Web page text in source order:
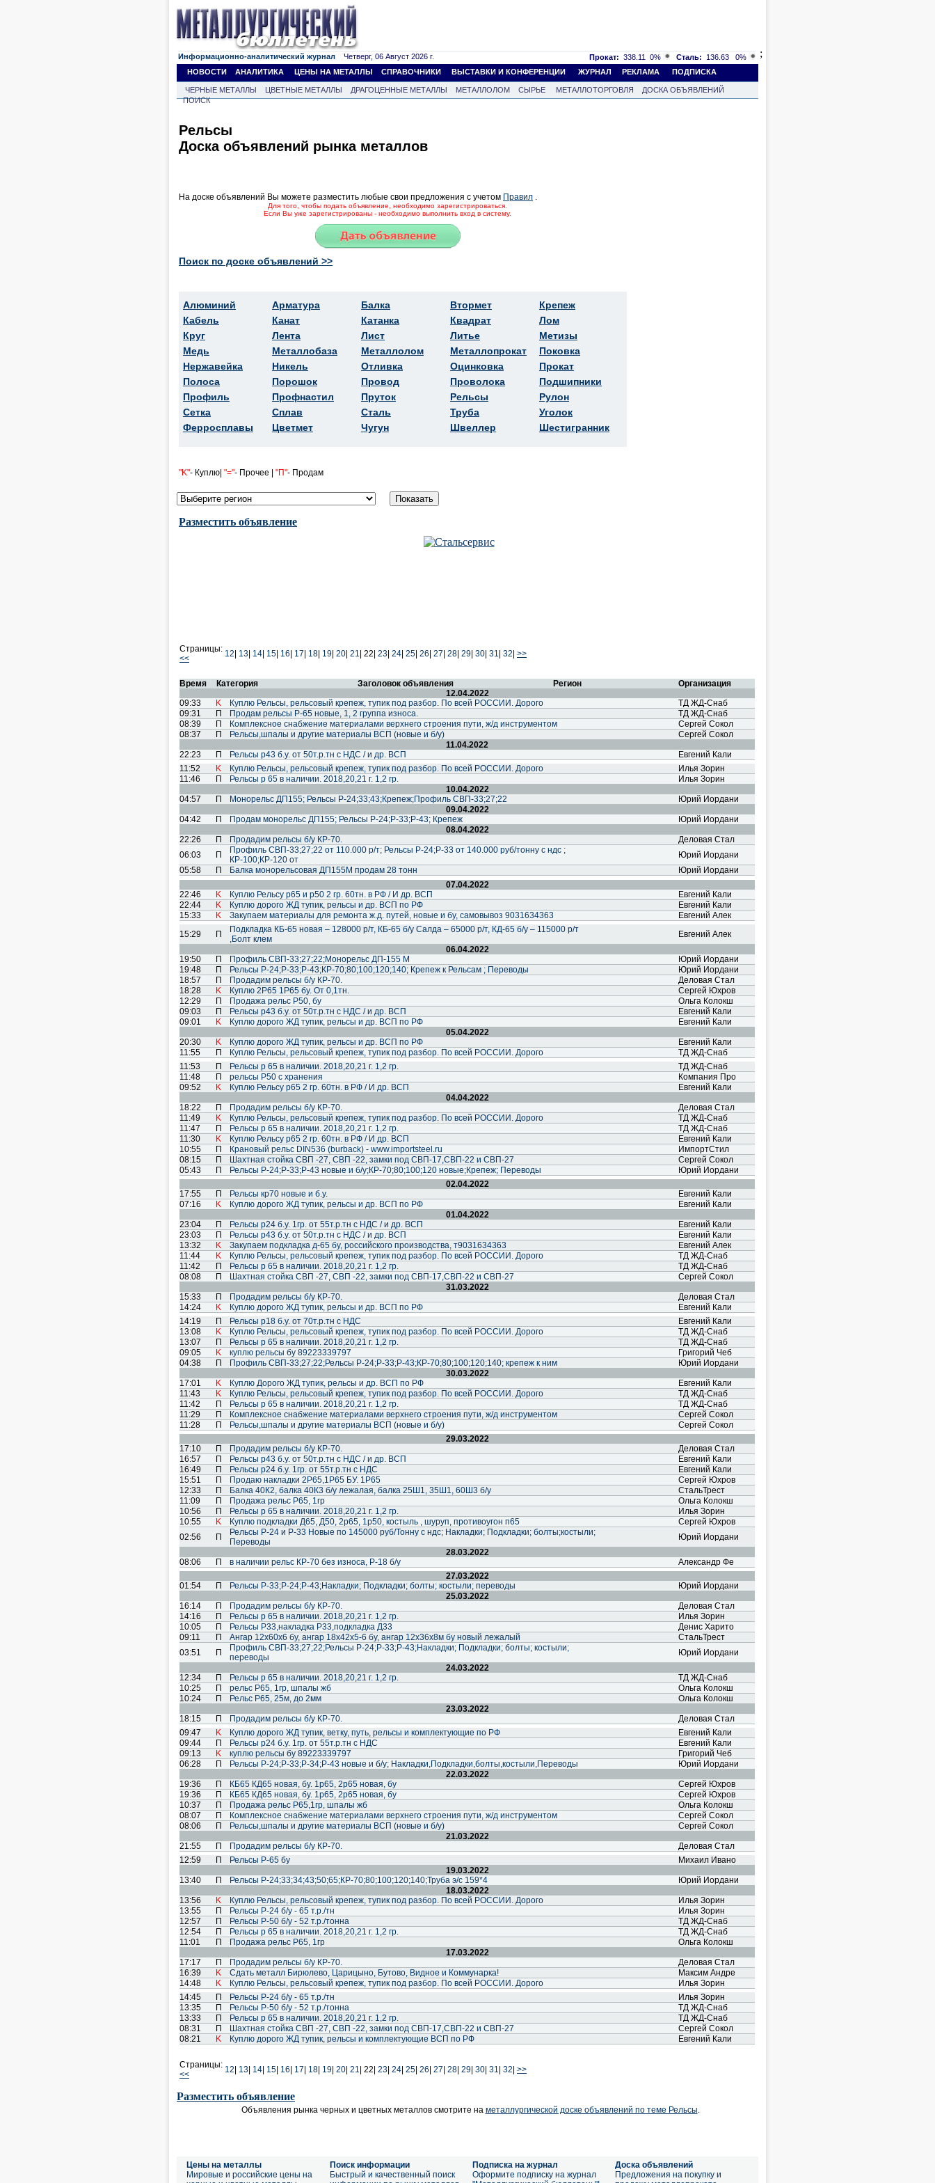
Информационно-аналитический журнал Четверг, 06 Август 2026 г. Прокат: 338.11 0% Сталь: 136.63
0%
НОВОСТИ
АНАЛИТИКА ЦЕНЫ НА МЕТАЛЛЫ СПРАВОЧНИКИ ВЫСТАВКИ И КОНФЕРЕНЦИИ ЖУРНАЛ РЕКЛАМА ПОДПИСКА
ЧЕРНЫЕ МЕТАЛЛЫ ЦВЕТНЫЕ МЕТАЛЛЫ ДРАГОЦЕННЫЕ МЕТАЛЛЫ МЕТАЛЛОЛОМ СЫРЬЕ МЕТАЛЛОТОРГОВЛЯ
ДОСКА ОБЪЯВЛЕНИЙ
ПОИСК
;
Рельсы
Доска объявлений рынка металлов
На доске объявлений Вы можете разместить любые свои предложения с учетом Правил
Для того, чтобы подать объявление, необходимо зарегистрироваться.
Если Вы уже зарегистрированы - необходимо выполнить вход в систему.
Поиск по доске объявлений >>
Алюминий
Кабель
Круг
Медь
Нержавейка
Полоса
Профиль
Сетка
Ферросплавы
Арматура
Канат
Лента
Металлобаза
Никель
Порошок
Профнастил
Сплав
Цветмет
Балка
Катанка
Лист
Металлолом
Отливка
Провод
Пруток
Сталь
Чугун
Втормет
Квадрат
Литье
Металлопрокат
Оцинковка
Проволока
Рельсы
Труба
Швеллер
Крепеж
Лом
Метизы
Поковка
Прокат
Подшипники
Рулон
Уголок
Шестигранник
"K"- Куплю| "="- Прочее | "П"- Продам
Разместить объявление
Страницы:
<<
12 13 14 15 16 17 18 19 20 21 22| 23 24 25 26 27 28 29 30 31 32 >>
Время Категория Заголовок объявления Регион
Организация
12.04.2022
09:33
K Куплю Рельсы, рельсовый крепеж, тупик под разбор. По всей РОССИИ. Дорого
ТД ЖД-Снаб
09:31
П Продам рельсы Р-65 новые, 1, 2 группа износа.
ТД ЖД-Снаб
08:39
П Комплексное снабжение материалами верхнего строения пути, ж/д инструментом
Сергей Сокол
08:37
П Рельсы,шпалы и другие материалы ВСП (новые и б/у)
Сергей Сокол
11.04.2022
22:23
П Рельсы р43 б.у. от 50т.р.тн с НДС / и др. ВСП
Евгений Кали
11:52
K Куплю Рельсы, рельсовый крепеж, тупик под разбор. По всей РОССИИ. Дорого
Илья Зорин
11:46
П Рельсы р 65 в наличии. 2018,20,21 г. 1,2 гр.
Илья Зорин
10.04.2022
04:57
П Монорельс ДП155; Рельсы Р-24;33;43;Крепеж;Профиль СВП-33;27;22
Юрий Иордани
09.04.2022
04:42
П Продам монорельс ДП155; Рельсы Р-24;Р-33;Р-43; Крепеж
Юрий Иордани
08.04.2022
22:26
П Продадим рельсы б/у КР-70.
Деловая Стал
06:03
П
Профиль СВП-33;27;22 от 110.000 р/т; Рельсы Р-24;Р-33 от 140.000 руб/тонну с ндс ;
КР-100;КР-120 от
Юрий Иордани
05:58
П Балка монорельсовая ДП155М продам 28 тонн
Юрий Иордани
07.04.2022
22:46
K Куплю Рельсу р65 и р50 2 гр. 60тн. в РФ / И др. ВСП
Евгений Кали
22:44
K Куплю дорого ЖД тупик, рельсы и др. ВСП по РФ
Евгений Кали
15:33
K Закупаем материалы для ремонта ж.д. путей, новые и бу, самовывоз 9031634363
Евгений Алек
15:29
П
Подкладка КБ-65 новая – 128000 р/т, КБ-65 б/у Салда – 65000 р/т, КД-65 б/у – 115000 р/т
,Болт клем
Евгений Алек
06.04.2022
19:50
П Профиль СВП-33;27;22;Монорельс ДП-155 М
Юрий Иордани
19:48
П Рельсы Р-24;Р-33;Р-43;КР-70;80;100;120;140; Крепеж к Рельсам ; Переводы
Юрий Иордани
18:57
П Продадим рельсы б/у КР-70.
Деловая Стал
18:28
K Куплю 2Р65 1Р65 бу. От 0,1тн.
Сергей Юхров
12:29
П Продажа рельс Р50, бу
Ольга Колокш
09:03
П Рельсы р43 б.у. от 50т.р.тн с НДС / и др. ВСП
Евгений Кали
09:01
K Куплю дорого ЖД тупик, рельсы и др. ВСП по РФ
Евгений Кали
05.04.2022
20:30
K Куплю дорого ЖД тупик, рельсы и др. ВСП по РФ
Евгений Кали
11:55
П Куплю Рельсы, рельсовый крепеж, тупик под разбор. По всей РОССИИ. Дорого
ТД ЖД-Снаб
11:53
П Рельсы р 65 в наличии. 2018,20,21 г. 1,2 гр.
ТД ЖД-Снаб
11:48
П рельсы Р50 с хранения
Компания Про
09:52
K Куплю Рельсу р65 2 гр. 60тн. в РФ / И др. ВСП
Евгений Кали
04.04.2022
18:22
П Продадим рельсы б/у КР-70.
Деловая Стал
11:49
K Куплю Рельсы, рельсовый крепеж, тупик под разбор. По всей РОССИИ. Дорого
ТД ЖД-Снаб
11:47
П Рельсы р 65 в наличии. 2018,20,21 г. 1,2 гр.
ТД ЖД-Снаб
11:30
K Куплю Рельсу р65 2 гр. 60тн. в РФ / И др. ВСП
Евгений Кали
10:55
П Крановый рельс DIN536 (burback) - www.importsteel.ru
ИмпортСтил
08:15
П Шахтная стойка СВП -27, СВП -22, замки под СВП-17,СВП-22 и СВП-27
Сергей Сокол
05:43
П Рельсы Р-24;Р-33;Р-43 новые и б/у;КР-70;80;100;120 новые;Крепеж; Переводы
Юрий Иордани
02.04.2022
17:55
П Рельсы кр70 новые и б.у.
Евгений Кали
07:16
K Куплю дорого ЖД тупик, рельсы и др. ВСП по РФ
Евгений Кали
01.04.2022
23:04
П Рельсы р24 б.у. 1гр. от 55т.р.тн с НДС / и др. ВСП
Евгений Кали
23:03
П Рельсы р43 б.у. от 50т.р.тн с НДС / и др. ВСП
Евгений Кали
13:32
K Закупаем подкладка д-65 бу, российского производства, т9031634363
Евгений Алек
11:44
K Куплю Рельсы, рельсовый крепеж, тупик под разбор. По всей РОССИИ. Дорого
ТД ЖД-Снаб
11:42
П Рельсы р 65 в наличии. 2018,20,21 г. 1,2 гр.
ТД ЖД-Снаб
08:08
П Шахтная стойка СВП -27, СВП -22, замки под СВП-17,СВП-22 и СВП-27
Сергей Сокол
31.03.2022
15:33
П Продадим рельсы б/у КР-70.
Деловая Стал
14:24
K Куплю дорого ЖД тупик, рельсы и др. ВСП по РФ
Евгений Кали
14:19
П Рельсы р18 б.у. от 70т.р.тн с НДС
Евгений Кали
13:08
K Куплю Рельсы, рельсовый крепеж, тупик под разбор. По всей РОССИИ. Дорого
ТД ЖД-Снаб
13:07
П Рельсы р 65 в наличии. 2018,20,21 г. 1,2 гр.
ТД ЖД-Снаб
09:05
K куплю рельсы бу 89223339797
Григорий Чеб
04:38
П Профиль СВП-33;27;22;Рельсы Р-24;Р-33;Р-43;КР-70;80;100;120;140; крепеж к ним
Юрий Иордани
30.03.2022
17:01
K Куплю Дорого ЖД тупик, рельсы и др. ВСП по РФ
Евгений Кали
11:43
K Куплю Рельсы, рельсовый крепеж, тупик под разбор. По всей РОССИИ. Дорого
ТД ЖД-Снаб
11:42
П Рельсы р 65 в наличии. 2018,20,21 г. 1,2 гр.
ТД ЖД-Снаб
11:29
П Комплексное снабжение материалами верхнего строения пути, ж/д инструментом
Сергей Сокол
11:28
П Рельсы,шпалы и другие материалы ВСП (новые и б/у)
Сергей Сокол
29.03.2022
17:10
П Продадим рельсы б/у КР-70.
Деловая Стал
16:57
П Рельсы р43 б.у. от 50т.р.тн с НДС / и др. ВСП
Евгений Кали
16:49
П Рельсы р24 б.у. 1гр. от 55т.р.тн с НДС
Евгений Кали
15:51
П Продаю накладки 2Р65,1Р65 БУ. 1Р65
Сергей Юхров
12:33
П Балка 40К2, балка 40К3 б/у лежалая, балка 25Ш1, 35Ш1, 60Ш3 б/у
СтальТрест
11:09
П Продажа рельс Р65, 1гр
Ольга Колокш
10:56
П Рельсы р 65 в наличии. 2018,20,21 г. 1,2 гр.
Илья Зорин
10:55
K Куплю подкладки Д65, Д50, 2р65, 1р50, костыль , шуруп, противоугон п65
Сергей Юхров
02:56
П
Рельсы Р-24 и Р-33 Новые по 145000 руб/Тонну с ндс; Накладки; Подкладки; болты;костыли;
Переводы
Юрий Иордани
28.03.2022
08:06
П в наличии рельс КР-70 без износа, Р-18 б/у
Александр Фе
27.03.2022
01:54
П Рельсы Р-33;Р-24;Р-43;Накладки; Подкладки; болты; костыли; переводы
Юрий Иордани
25.03.2022
16:14
П Продадим рельсы б/у КР-70.
Деловая Стал
14:16
П Рельсы р 65 в наличии. 2018,20,21 г. 1,2 гр.
Илья Зорин
10:05
П Рельсы Р33,накладка Р33,подкладка Д33
Денис Харито
09:11
П Ангар 12х60х6 бу, ангар 18х42х5-6 бу, ангар 12х36х8м бу новый лежалый
СтальТрест
03:51
П
Профиль СВП-33;27;22;Рельсы Р-24;Р-33;Р-43;Накладки; Подкладки; болты; костыли;
переводы
Юрий Иордани
24.03.2022
12:34
П Рельсы р 65 в наличии. 2018,20,21 г. 1,2 гр.
ТД ЖД-Снаб
10:25
П рельс Р65, 1гр, шпалы жб
Ольга Колокш
10:24
П Рельс Р65, 25м, до 2мм
Ольга Колокш
23.03.2022
18:15
П Продадим рельсы б/у КР-70.
Деловая Стал
09:47
K Куплю дорого ЖД тупик, ветку, путь, рельсы и комплектующие по РФ
Евгений Кали
09:44
П Рельсы р24 б.у. 1гр. от 55т.р.тн с НДС
Евгений Кали
09:13
K куплю рельсы бу 89223339797
Григорий Чеб
06:28
П Рельсы Р-24;Р-33;Р-34;Р-43 новые и б/у; Накладки,Подкладки,болты,костыли,Переводы
Юрий Иордани
22.03.2022
19:36
П КБ65 КД65 новая, бу. 1р65, 2р65 новая, бу
Сергей Юхров
19:36
П КБ65 КД65 новая, бу. 1р65, 2р65 новая, бу
Сергей Юхров
10:37
П Продажа рельс Р65,1гр, шпалы жб
Ольга Колокш
08:07
П Комплексное снабжение материалами верхнего строения пути, ж/д инструментом
Сергей Сокол
08:06
П Рельсы,шпалы и другие материалы ВСП (новые и б/у)
Сергей Сокол
21.03.2022
21:55
П Продадим рельсы б/у КР-70.
Деловая Стал
12:59
П Рельсы Р-65 бу
Михаил Ивано
19.03.2022
13:40
П Рельсы Р-24;33;34;43;50;65;КР-70;80;100;120;140;Труба э/с 159*4
Юрий Иордани
18.03.2022
13:56
K Куплю Рельсы, рельсовый крепеж, тупик под разбор. По всей РОССИИ. Дорого
Илья Зорин
13:55
П Рельсы Р-24 б/у - 65 т.р./тн
Илья Зорин
12:57
П Рельсы Р-50 б/у - 52 т.р./тонна
ТД ЖД-Снаб
12:54
П Рельсы р 65 в наличии. 2018,20,21 г. 1,2 гр.
ТД ЖД-Снаб
11:01
П Продажа рельс Р65, 1гр
Ольга Колокш
17.03.2022
17:17
П Продадим рельсы б/у КР-70.
Деловая Стал
16:39
K Сдать металл Бирюлево, Царицыно, Бутово, Видное и Коммунарка!
Максим Андре
14:48
K Куплю Рельсы, рельсовый крепеж, тупик под разбор. По всей РОССИИ. Дорого
Илья Зорин
14:45
П Рельсы Р-24 б/у - 65 т.р./тн
Илья Зорин
13:35
П Рельсы Р-50 б/у - 52 т.р./тонна
ТД ЖД-Снаб
13:33
П Рельсы р 65 в наличии. 2018,20,21 г. 1,2 гр.
ТД ЖД-Снаб
08:31
П Шахтная стойка СВП -27, СВП -22, замки под СВП-17,СВП-22 и СВП-27
Сергей Сокол
08:21
K Куплю дорого ЖД тупик, рельсы и комплектующие ВСП по РФ Евгений Кали
Страницы:
<<
12 13 14 15 16 17 18 19 20 21 22| 23 24 25 26 27 28 29 30 31 32 >>
Разместить объявление
Объявления рынка черных и цветных металлов смотрите на металлургической доске объявлений по теме Рельсы.
Цены на металлы
Мировые и российские цены на
Поиск информации
Быстрый и качественный поиск
Подписка на журнал
Оформите подписку на журнал
Доска объявлений
Предложения на покупку и